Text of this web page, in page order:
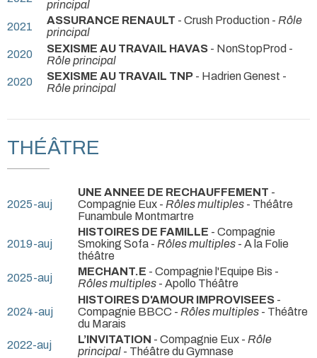
principal
2021
ASSURANCE RENAULT - Crush Production - Rôle
principal
2020
SEXISME AU TRAVAIL HAVAS - NonStopProd -
Rôle principal
2020
SEXISME AU TRAVAIL TNP - Hadrien Genest -
Rôle principal
THÉÂTRE
2025-auj
UNE ANNEE DE RECHAUFFEMENT -
Compagnie Eux - Rôles multiples - Théâtre
Funambule Montmartre
2019-auj
HISTOIRES DE FAMILLE - Compagnie
Smoking Sofa - Rôles multiples - A la Folie
théâtre
2025-auj
MECHANT.E - Compagnie l'Equipe Bis -
Rôles multiples - Apollo Théâtre
2024-auj
HISTOIRES D'AMOUR IMPROVISEES -
Compagnie BBCC - Rôles multiples - Théâtre
du Marais
2022-auj
L’INVITATION - Compagnie Eux - Rôle
principal - Théâtre du Gymnase